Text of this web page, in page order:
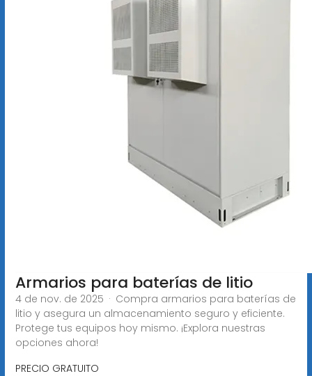
Armarios para baterías de litio
4 de nov. de 2025 · Compra armarios para baterías de
litio y asegura un almacenamiento seguro y eficiente.
Protege tus equipos hoy mismo. ¡Explora nuestras
opciones ahora!
PRECIO GRATUITO